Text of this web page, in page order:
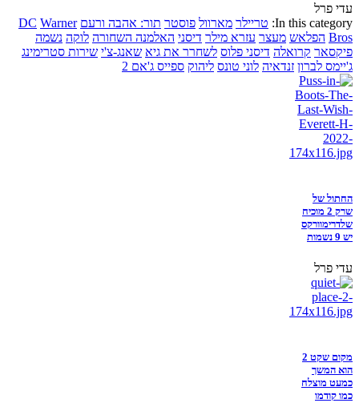
עדי פרל
In this category: טריילר מארוול פוסטר תור: אהבה ורעם DC Warner
Bros הפלאש מעצר עזרא מילר דיסני האלמנה השחורה לוקה נשמה
פיקסאר קרואלה דיסני פלוס לשחרר את גיא שאנג-צ'י שירות סטרימינג
ג'יימס לברון זנדאיה לוני טונס ליהוק ספייס ג'אם 2
החתול של
שרק 2 מוכיח
שלדרימוורקס
יש 9 נשמות
עדי פרל
מקום שקט 2
הוא המשך
כמעט מוצלח
כמו קודמו